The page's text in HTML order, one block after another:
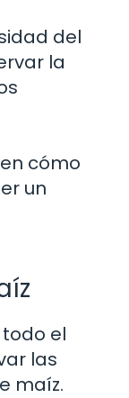
del
la
cómo
un
el
las
maíz.